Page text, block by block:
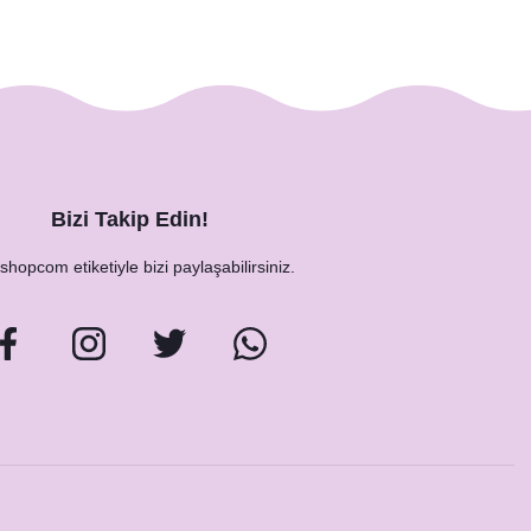
Bizi Takip Edin!
etiketiyle bizi paylaşabilirsiniz.